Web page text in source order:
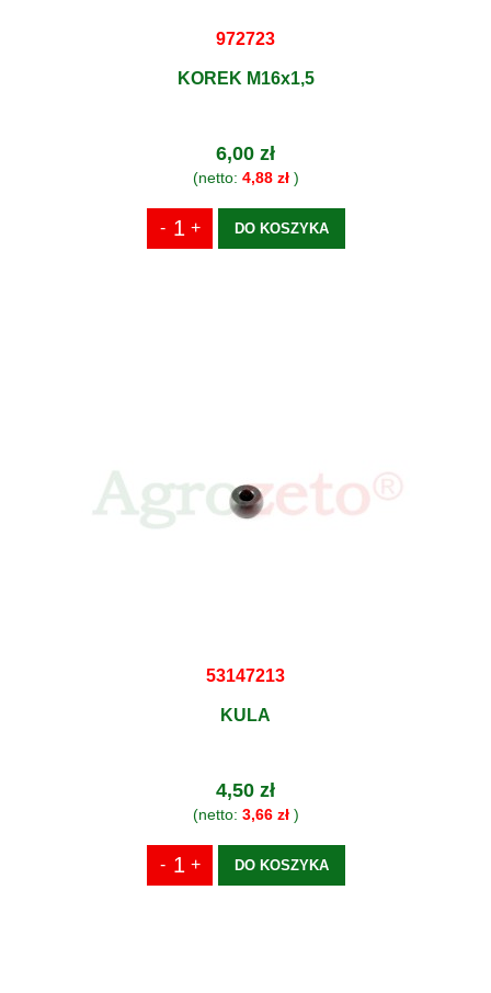
972723
KOREK M16x1,5
6,00 zł
(netto: 4,88 zł)
DO KOSZYKA
53147213
KULA
4,50 zł
(netto: 3,66 zł)
DO KOSZYKA